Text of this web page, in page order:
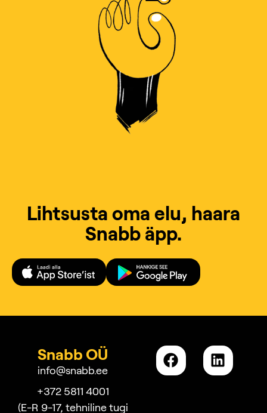
Lihtsusta oma elu, haara
Snabb äpp.
Snabb OÜ
info@snabb.ee
+372 5811 4001
(E-R 9-17, tehniline tugi